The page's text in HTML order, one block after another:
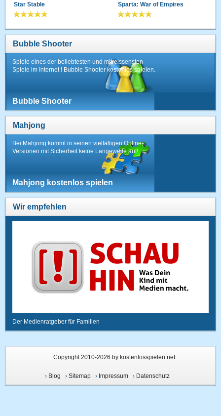
Star Stable Sparta: War of Empires
Bubble Shooter
Spiele eines der beliebtesten und mitreissensten
Spiele im Internet ! Bubble Shooter kostenlos spielen.
Bubble Shooter
Mahjong
Bei Mahjong kommt in seinen vielfältigen Online-
Versionen mit Sicherheit keine Langeweile auf!
Mahjong kostenlos spielen
Wir empfehlen
Der Medienratgeber für Familien
Copyright 2010-2026 by kostenlosspielen.net
› Blog › Sitemap› Impressum› Datenschutz